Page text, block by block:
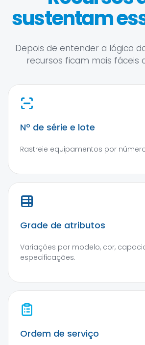
sustentam
Depois de entender a lógica
recursos ficam mais fáceis
Nº de série e lote
Rastreie equipamentos por
Grade de atributos
Variações por modelo, cor,
especificações.
Ordem de serviço